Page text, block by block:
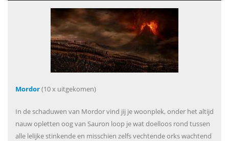
Mordor(10 x uitgekomen)
In de schaduwen van Mordor vind jij je woonplek, onder het altijd
nauw opletten oog van Sauron loop je wat doelloos rond tussen
alle lelijke stinkende en misschien zelfs vechtende orks wachtend